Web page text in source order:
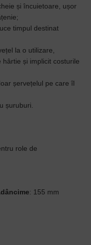
și încuietoare, ușor
timpul destinat
la o utilizare,
și implicit costurile
șervețelul pe care îl
șuruburi.
role de
: 155 mm